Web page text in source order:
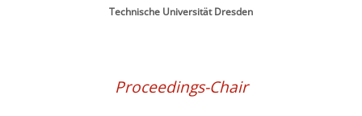
Technische Universität Dresden
Proceedings-Chair